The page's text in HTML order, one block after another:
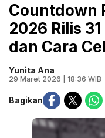
Countdown
2026 Rilis
dan Cara
Yunita Ana
29 Maret 2026 | 18:36 WIB
Bagikan